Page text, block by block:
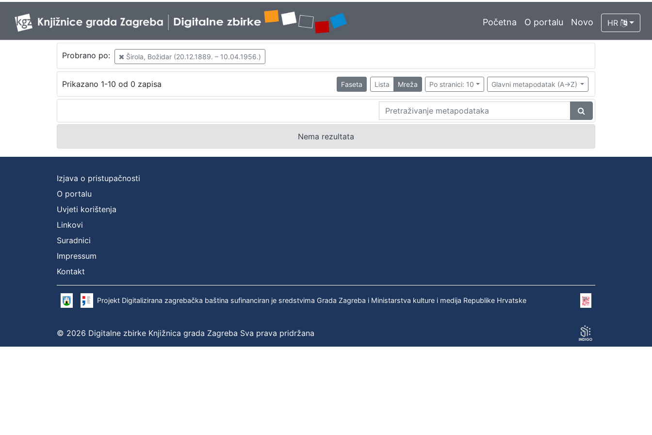
Početna O portalu Novo HR
Probrano po: Širola, Božidar (20.12.1889. – 10.04.1956.)
Prikazano 1-10 od 0 zapisa Faseta Lista Mreža Po stranici: 10 Glavni metapodatak (A->Z)
Nema rezultata
Izjava o pristupačnosti
O portalu
Uvjeti korištenja
Linkovi
Suradnici
Impressum
Kontakt
Projekt Digitalizirana zagrebačka baština sufinanciran je sredstvima Grada Zagreba i Ministarstva kulture i medija Republike Hrvatske
© 2026 Digitalne zbirke Knjižnica grada Zagreba Sva prava pridržana